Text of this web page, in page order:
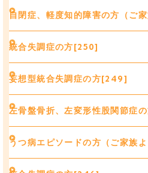
自閉症、軽度知的障害の方（ご
統合失調症の方[250]
妄想型統合失調症の方[249]
左骨盤骨折、左変形性股関節症
うつ病エピソードの方（ご家族